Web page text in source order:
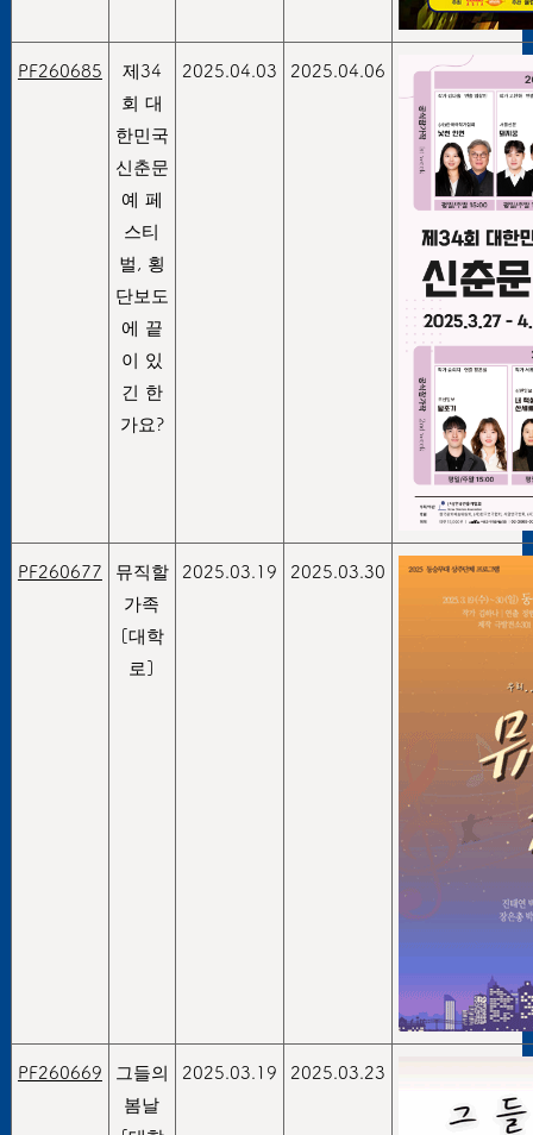
PF260685
제34
회 대
한민국
신춘문
예 페
스티
벌, 횡
단보도
에 끝
이 있
긴 한
가요?
2025.04.03 2025.04.06
PF260677
뮤직할
가족
[대학
로]
2025.03.19 2025.03.30
PF260669
그들의
봄날
2025.03.19 2025.03.23